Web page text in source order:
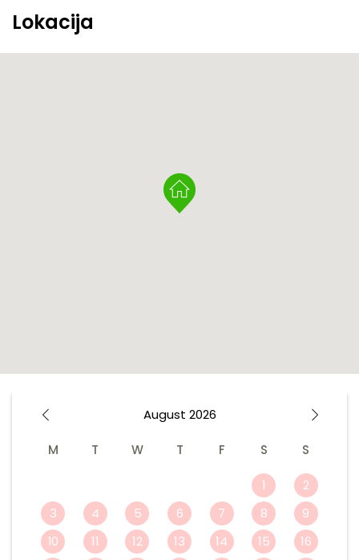
Lokacija
August 2026
M T W T F S S
1
2
3
4 5 6 7 8
9
10
11 12 13 14 15
16